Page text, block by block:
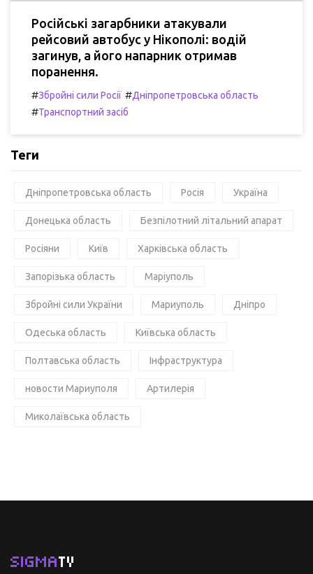
Російські загарбники атакували
рейсовий автобус у Нікополі: водій
загинув, а його напарник отримав
поранення.
#Збройні сили Росії #Дніпропетровська область
#Транспортний засіб
Теги
Дніпропетровська область Росія Україна
Донецька область Безпілотний літальний апарат
Росіяни Київ Харківська область
Запорізька область Маріуполь
Збройні сили України Мариуполь Дніпро
Одеська область Київська область
Полтавська область Інфраструктура
новости Мариуполя Артилерія
Миколаївська область
SIGMATV